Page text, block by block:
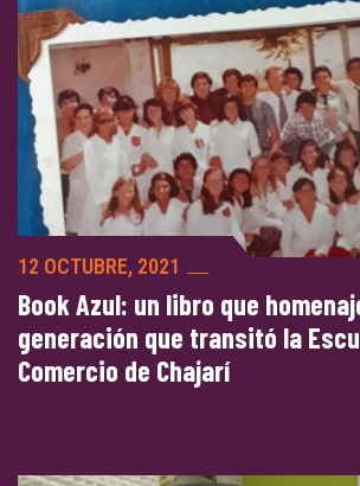
12 OCTUBRE, 2021
Book Azul: un libro que
generación que transitó la
Comercio de Chajarí